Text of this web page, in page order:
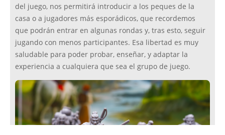
del juego, nos permitirá introducir a los peques de la
casa o a jugadores más esporádicos, que recordemos
que podrán entrar en algunas rondas y, tras esto, seguir
jugando con menos participantes. Esa libertad es muy
saludable para poder probar, enseñar, y adaptar la
experiencia a cualquiera que sea el grupo de juego.